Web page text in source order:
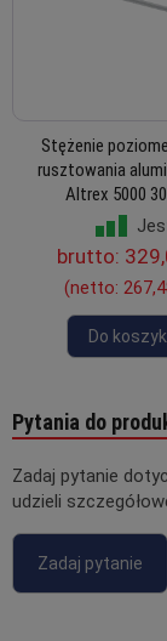
Stężenie
rusztowania
Altrex 5000
brutto:
(netto:
Do
Pytania do
Zadaj pytanie
udzieli
Zadaj pytanie